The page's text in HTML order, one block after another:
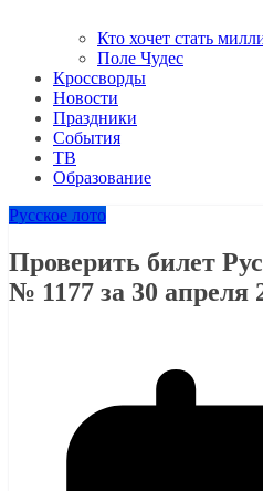
Кто хочет стать
Поле Чудес
Кроссворды
Новости
Праздники
События
ТВ
Образование
Русское лото
Проверить билет
№ 1177 за 30 апреля